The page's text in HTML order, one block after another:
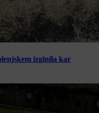
izginila kar